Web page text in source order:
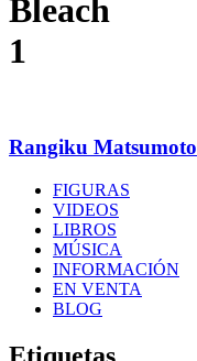
Bleach
1
Rangiku Matsumoto
FIGURAS
VIDEOS
LIBROS
MÚSICA
INFORMACIÓN
EN VENTA
BLOG